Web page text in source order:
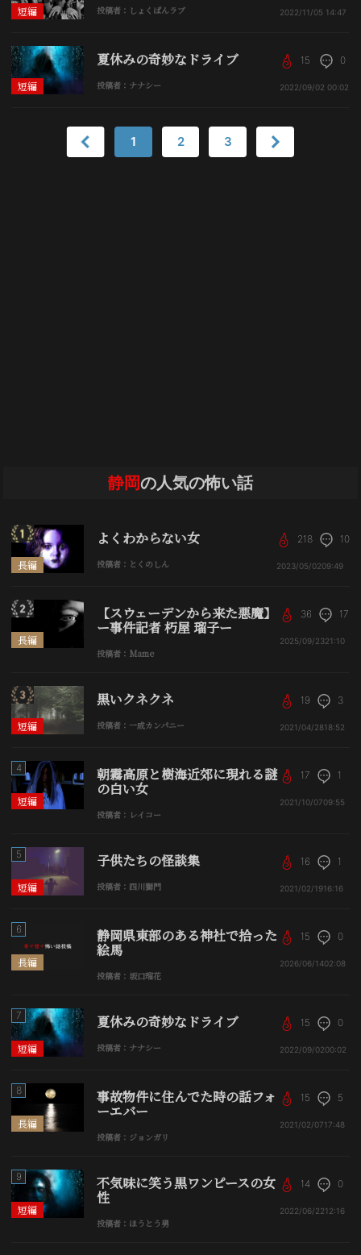
短編 投稿者：しょくぱんラブ 2022/11/05 14:47
短編
夏休みの奇妙なドライブ
投稿者：ナナシー
15 0
2022/09/02 00:02
1 2 3
静岡の人気の怖い話
長編
よくわからない女
投稿者：とくのしん
218 10
2023/05/0209:49
長編
【スウェーデンから来た悪魔】
ー事件記者 朽屋 瑠子ー
投稿者：Mame
36 17
2025/09/2321:10
短編
黒いクネクネ
投稿者：一成カンパニー
19 3
2021/04/2818:52
短編
4 朝霧高原と樹海近郊に現れる謎
の白い女
投稿者：レイコー
17 1
2021/10/0709:55
短編
5 子供たちの怪談集
投稿者：四川獅門
16 1
2021/02/1916:16
長編
6 静岡県東部のある神社で拾った
絵馬
投稿者：坂口瑠花
15 0
2026/06/1402:08
短編
7 夏休みの奇妙なドライブ
投稿者：ナナシー
15 0
2022/09/0200:02
長編
8 事故物件に住んでた時の話フォ
ーエバー
投稿者：ジョンガリ
15 5
2021/02/0717:48
短編
9 不気味に笑う黒ワンピースの女
性
投稿者：ほうとう男
14 0
2022/06/2212:16